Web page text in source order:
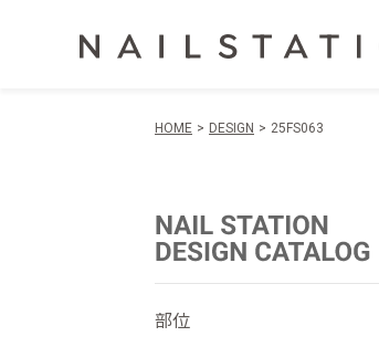
HOME DESIGN 25FS063
部位